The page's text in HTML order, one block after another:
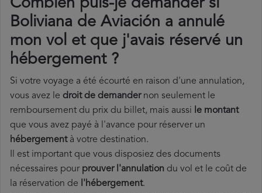
Combien puis-je demander si
Boliviana de Aviación a annulé
mon vol et que j'avais réservé un
hébergement ?
Si votre voyage a été écourté en raison d'une annulation,
vous avez le droit de demandernon seulement le
remboursement du prix du billet, mais aussi le montant
que vous avez payé à l'avance pour réserver un
hébergementà votre destination.
Il est important que vous disposiez des documents
nécessaires pour prouver l'annulation du vol et le coût de
la réservation de l'hébergement.